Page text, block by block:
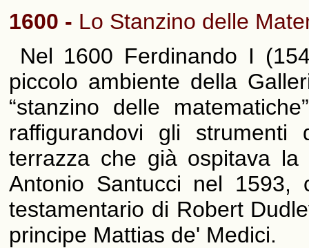
1600 - Lo Stanzino delle
Nel 1600 Ferdinando I
piccolo ambiente della
“stanzino delle
raffigurandovi gli strumenti
terrazza che già ospitava
Antonio Santucci nel 1593,
testamentario di Robert
principe Mattias de' Medici.